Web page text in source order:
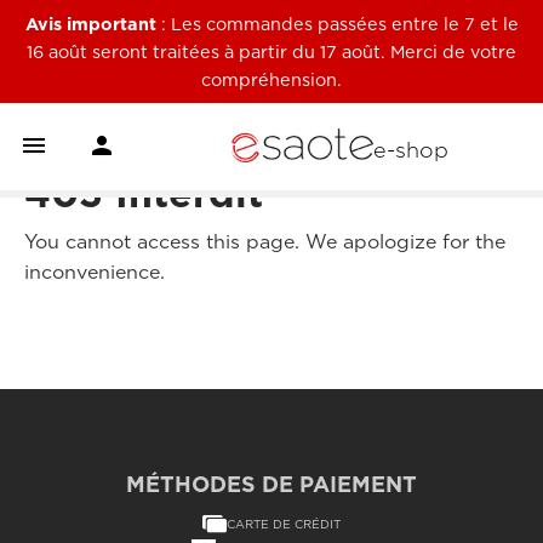
Avis important: Les commandes passées entre le 7 et le
16 août seront traitées à partir du 17 août. Merci de votre
compréhension.
  e-shop
403 Interdit
You cannot access this page. We apologize for the
inconvenience.
MÉTHODES DE PAIEMENT
CARTE DE CRÉDIT